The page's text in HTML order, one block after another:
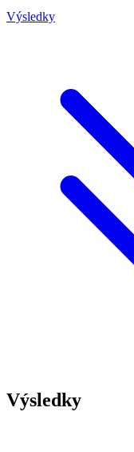
Výsledky
Výsledky